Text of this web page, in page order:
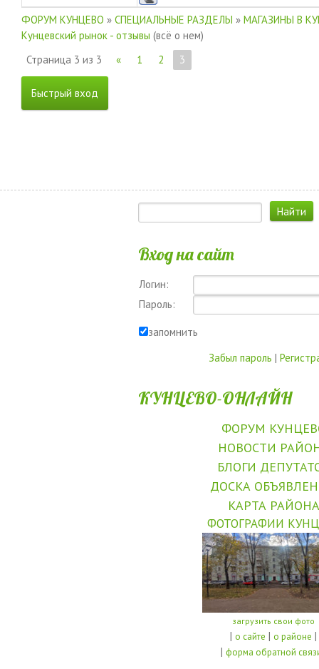
ФОРУМ КУНЦЕВО » СПЕЦИАЛЬНЫЕ РАЗДЕЛЫ » МАГАЗИНЫ В
Кунцевский рынок - отзывы (всё о нем)
Страница 3 из 3 « 1 2 3
Вход на сайт
Логин:
Пароль:
запомнить
Забыл пароль |
КУНЦЕВО-ОНЛАЙН
ФОРУМ
НОВОСТИ
БЛОГИ
ДОСКА
КАРТА РАЙОНА
ФОТОГРАФИИ
загрузить свои фото
| о сайте | о районе |
| форма обратной